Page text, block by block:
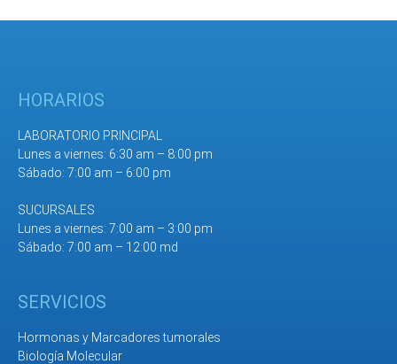
HORARIOS
LABORATORIO PRINCIPAL
Lunes a viernes: 6:30 am – 8:00 pm
Sábado: 7:00 am – 6:00 pm
SUCURSALES
Lunes a viernes: 7:00 am – 3:00 pm
Sábado: 7:00 am – 12:00 md
SERVICIOS
Hormonas y Marcadores tumorales
Biología Molecular